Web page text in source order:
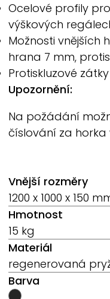
Ocelové profily
výškových
Možnosti vnějších
hrana 7 mm,
Protiskluzové
Upozornění:
Na požádání
číslování za horka
Vnější rozměry
1200 x 1000 x 150
Hmotnost
15 kg
Materiál
regenerovaná pryž
Barva